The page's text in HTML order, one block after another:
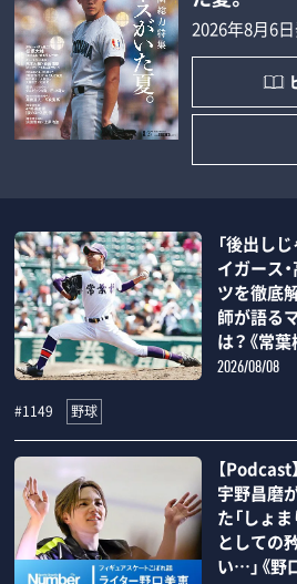
2026年8月6
「後出し
イガース
ツを徹底
師が語る
は？《常葉
2026/08/08
#1149 野球
【Podcast
宇野昌磨
た「しょ
としての
い…」《野